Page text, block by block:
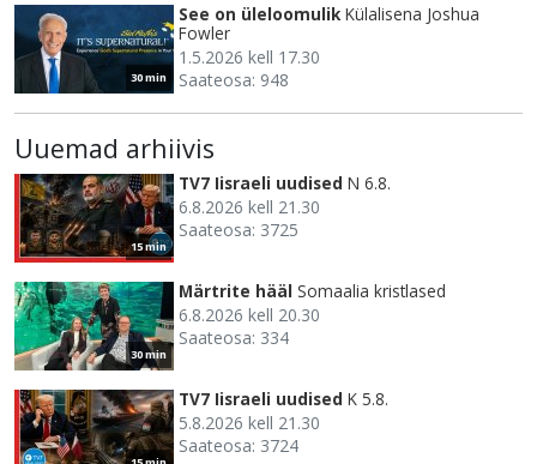
30 min
See on üleloomulik Külalisena Joshua
Fowler
1.5.2026 kell 17.30
Saateosa: 948
Uuemad arhiivis
15 min
TV7 Iisraeli uudised N 6.8.
6.8.2026 kell 21.30
Saateosa: 3725
30 min
Märtrite hääl Somaalia kristlased
6.8.2026 kell 20.30
Saateosa: 334
TV7 Iisraeli uudised K 5.8.
5.8.2026 kell 21.30
Saateosa: 3724